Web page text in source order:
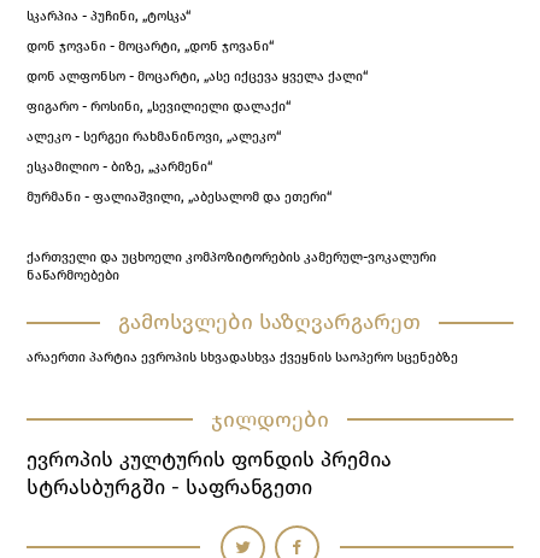
სკარპია - პუჩინი, „ტოსკა“
დონ ჯოვანი - მოცარტი, „დონ ჯოვანი“
დონ ალფონსო - მოცარტი, „ასე იქცევა ყველა ქალი“
ფიგარო - როსინი, „სევილიელი დალაქი“
ალეკო - სერგეი რახმანინოვი, „ალეკო“
ესკამილიო - ბიზე, „კარმენი“
მურმანი - ფალიაშვილი, „აბესალომ და ეთერი“
ქართველი და უცხოელი კომპოზიტორების კამერულ-ვოკალური
ნაწარმოებები
გამოსვლები საზღვარგარეთ
არაერთი პარტია ევროპის სხვადასხვა ქვეყნის საოპერო სცენებზე
ჯილდოები
Ევროპის Კულტურის Ფონდის Პრემია
Სტრასბურგში - Საფრანგეთი